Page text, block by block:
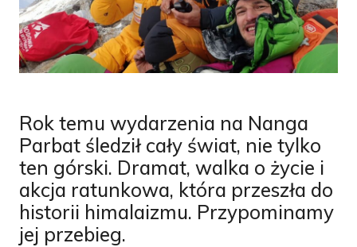
Rok temu wydarzenia na Nanga
Parbat śledził cały świat, nie tylko
ten górski. Dramat, walka o życie i
akcja ratunkowa, która przeszła do
historii himalaizmu. Przypominamy
jej przebieg.